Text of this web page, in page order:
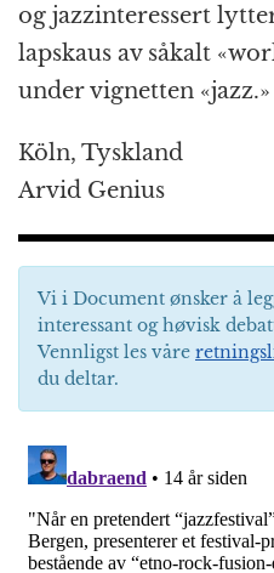
og jazzinteressert
lapskaus av såkalt
under vignetten «jazz.»
Köln, Tyskland
Arvid Genius
Vi i Document ønsker å
interessant og høvisk
Vennligst les våre
du deltar.